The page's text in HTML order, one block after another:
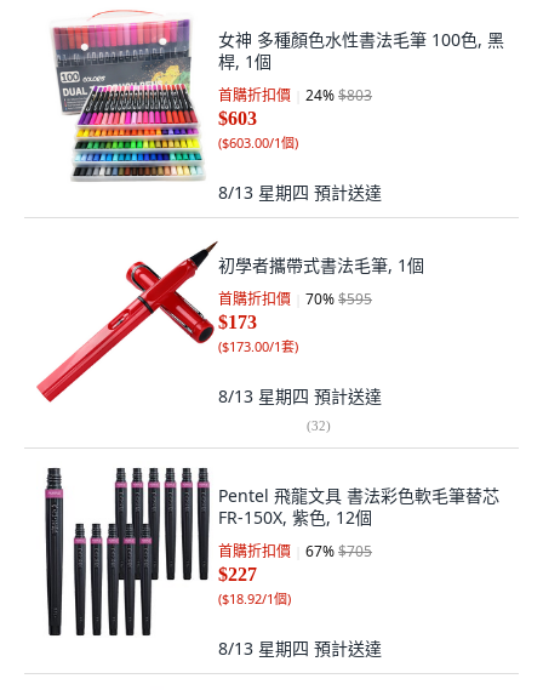
女神 多種顏色水性書法毛筆 100色, 黑
桿, 1個
首購折扣價 24%$803
$603
($603.00/1個)
8/13 星期四 預計送達
初學者攜帶式書法毛筆, 1個
首購折扣價 70%$595
$173
($173.00/1套)
8/13 星期四 預計送達
(32)
Pentel 飛龍文具 書法彩色軟毛筆替芯
FR-150X, 紫色, 12個
首購折扣價 67%$705
$227
($18.92/1個)
8/13 星期四 預計送達